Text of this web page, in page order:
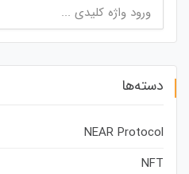
برای:
دسته‌ها
NEAR Protocol
NFT